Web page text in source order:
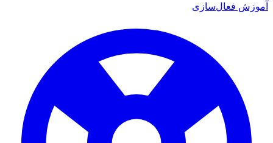
آموزش فعال‌سازی